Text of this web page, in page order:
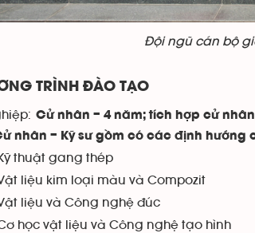
Đội ngũ cán bộ
TRÌNH ĐÀO TẠO
Cử nhân – 4 năm; tích hợp cử
nhân – Kỹ sư gồm có các định hướng
Kỹ thuật gang thép
liệu kim loại màu và Compozit
liệu và Công nghệ đúc
học vật liệu và Công nghệ tạo hình